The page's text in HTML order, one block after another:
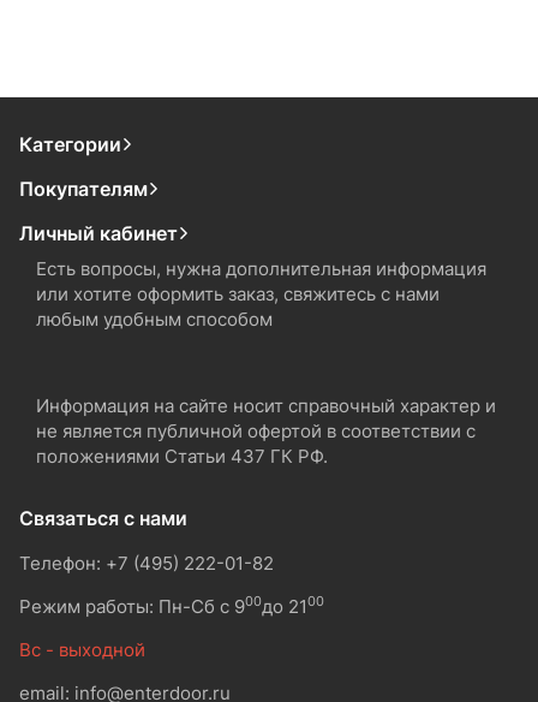
Категории
Покупателям
Личный кабинет
Есть вопросы, нужна дополнительная информация
или хотите оформить заказ, свяжитесь с нами
любым удобным способом
Информация на сайте носит справочный характер и
не является публичной офертой в соответствии с
положениями Статьи 437 ГК РФ.
Связаться с нами
Телефон: +7 (495) 222-01-82
Режим работы: Пн-Сб с 900до 2100
Вс - выходной
email: info@enterdoor.ru